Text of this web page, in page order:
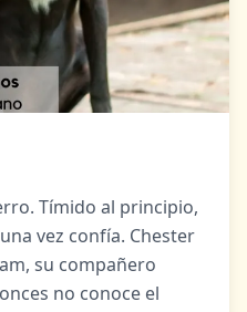
Tímido al principio,
vez confía. Chester
su compañero
no conoce el